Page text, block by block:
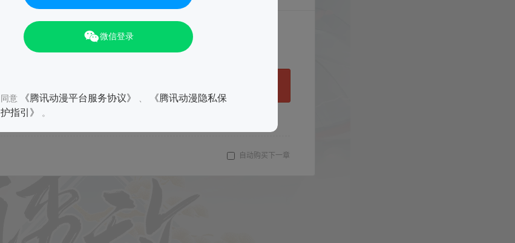
微信登录
同意 《腾讯动漫平台服务协议》
《腾讯动漫隐私保
护指引》
。